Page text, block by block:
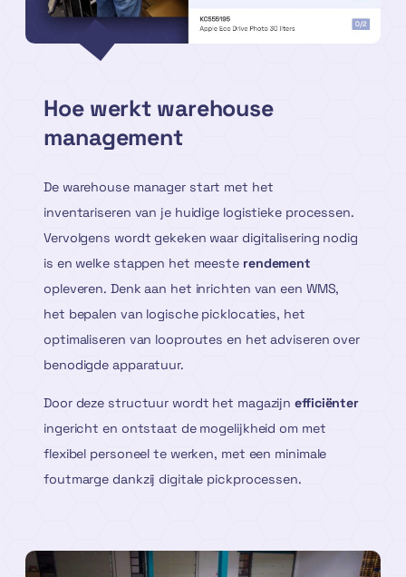
Hoe werkt warehouse
management
De warehouse manager start met het
inventariseren van je huidige logistieke processen.
Vervolgens wordt gekeken waar digitalisering nodig
is en welke stappen het meeste rendement
opleveren. Denk aan het inrichten van een WMS,
het bepalen van logische picklocaties, het
optimaliseren van looproutes en het adviseren over
benodigde apparatuur.
Door deze structuur wordt het magazijnefficiënter
ingericht en ontstaat de mogelijkheid om met
flexibel personeel te werken, met een minimale
foutmarge dankzij digitale pickprocessen.